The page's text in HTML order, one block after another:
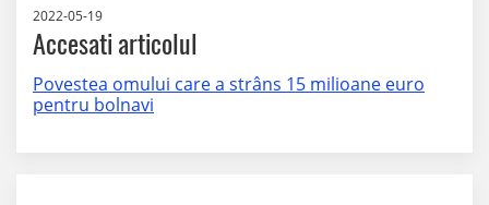
2022-05-19
Accesati articolul
Povestea omului care a strâns 15 milioane euro
pentru bolnavi